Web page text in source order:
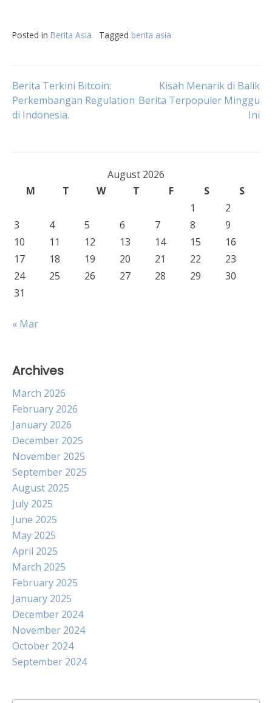
Posted in Berita Asia Tagged berita asia
Post
navigation
Berita Terkini Bitcoin:
Perkembangan Regulation
di Indonesia.
Kisah Menarik di Balik
Berita Terpopuler Minggu
Ini
August 2026
M
T W T F S
S
1
2
3
4 5 6 7 8
9
10
11 12 13 14 15
16
17
18 19 20 21 22
23
24
25 26 27 28 29
30
31
« Mar
Archives
March 2026
February 2026
January 2026
December 2025
November 2025
September 2025
August 2025
July 2025
June 2025
May 2025
April 2025
March 2025
February 2025
January 2025
December 2024
November 2024
October 2024
September 2024